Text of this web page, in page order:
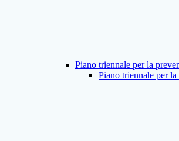
Piano triennale per la
Piano triennale per